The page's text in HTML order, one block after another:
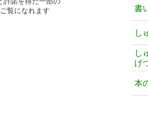
覧になれます
書
し
し
げ
本